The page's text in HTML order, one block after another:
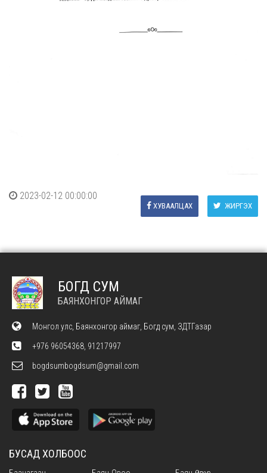
2023-02-12 00:00:00
ЖИРГЭХ
ХУВААЛЦАХ
БОГД СУМ
БАЯНХОНГОР АЙМАГ
Монгол улс, Баянхонгор аймаг, Богд сум, ЗДТГазар
+976 96054368, 91217997
bogdsumbogdsum@gmail.com
БУСАД ХОЛБООС